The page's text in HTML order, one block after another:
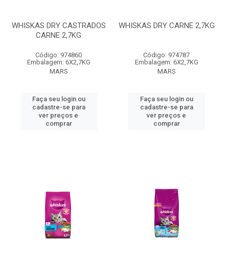
WHISKAS DRY CASTRADOS
CARNE 2,7KG
Código: 974860
Embalagem: 6X2,7KG
MARS
Faça seu login ou
cadastre-se para
ver preços e
comprar
WHISKAS DRY CARNE 2,7KG
Código: 974787
Embalagem: 6X2,7KG
MARS
Faça seu login ou
cadastre-se para
ver preços e
comprar